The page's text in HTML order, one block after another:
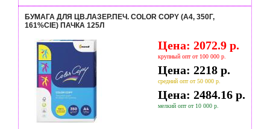
БУМАГА ДЛЯ ЦВ.ЛАЗЕР.ПЕЧ. COLOR COPY (А4, 350Г,
161%CIE) ПАЧКА 125Л
Цена: 2072.9 р.
крупный опт от 100 000 р.
Цена: 2218 р.
средний опт от 50 000 р.
Цена: 2484.16 р.
мелкий опт от 10 000 р.